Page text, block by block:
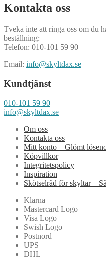
Kontakta oss
Tveka inte att ringa oss om du
beställning:
Telefon: 010-101 59 90
Email: info@skyltdax.se
Kundtjänst
010-101 59 90
info@skyltdax.se
Om oss
Kontakta oss
Mitt konto – Glömt
Köpvillkor
Integritetspolicy
Inspiration
Skötselråd för skyltar –
Klarna
Mastercard Logo
Visa Logo
Swish Logo
Postnord
UPS
DHL